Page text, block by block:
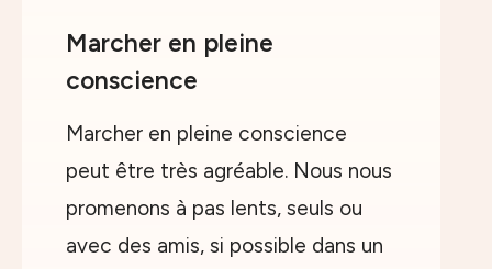
Marcher en pleine
conscience
Marcher en pleine conscience
peut être très agréable. Nous nous
promenons à pas lents, seuls ou
avec des amis, si possible dans un